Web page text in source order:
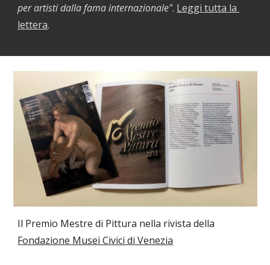
per artisti dalla fama internazionale". Leggi tutta la
lettera.
Fondazione Musei Civici di Venezia